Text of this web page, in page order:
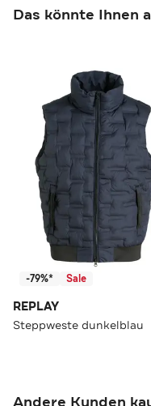
Das könnte Ihnen
-79%* Sale
REPLAY
Steppweste dunkelblau
Andere Kunden